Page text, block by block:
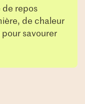
de repos
de chaleur
savourer